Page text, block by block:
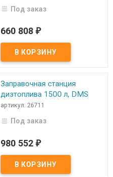
Под заказ
660 808 ₽
Заправочная станция
дизтоплива 1500 л, DMS
артикул: 26711
Под заказ
980 552 ₽